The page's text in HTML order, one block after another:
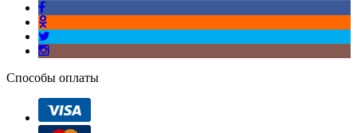
Способы оплаты